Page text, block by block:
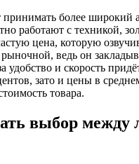
более широкий
работают с техникой,
цена, которую
ведь он
удобство и скорость
зато и цены в
товара.
выбор между